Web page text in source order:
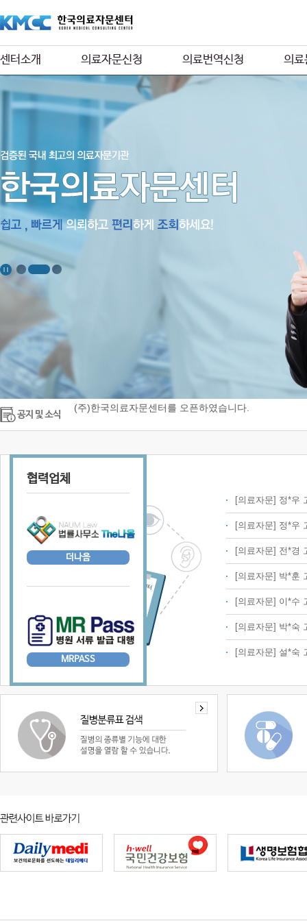
센터소개 의료자문신청 의료번역신청 의료
파일의 등록이 되지 않으실 경우
(주)한국의료자문센터를 오픈하였습니다.
[의료자문] 정*우
[의료자문] 정*우
[의료자문] 전*경
[의료자문] 박*훈
[의료자문] 이*수
[의료자문] 박*숙
[의료자문] 설*숙
협력업체
더나음
MRPASS